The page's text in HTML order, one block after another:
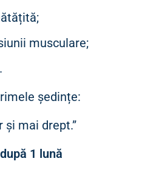
musculare;
ședințe:
și mai drept.”
1 lună